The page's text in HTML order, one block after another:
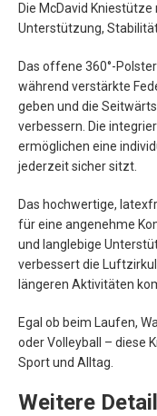
Die McDavid
Unterstützung,
Das offene 360°-
während verstärkte
geben und die
verbessern. Die
ermöglichen eine
jederzeit sicher sitzt.
Das hochwertige,
für eine angenehme
und langlebige
verbessert die
längeren Aktivitäten
Egal ob beim Laufen,
oder Volleyball – diese
Sport und Alltag.
Weitere